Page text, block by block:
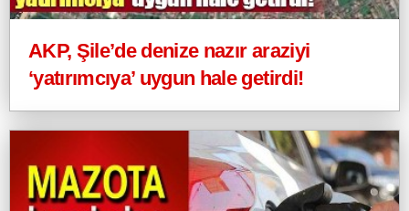
AKP, Şile’de denize nazır araziyi
‘yatırımcıya’ uygun hale getirdi!